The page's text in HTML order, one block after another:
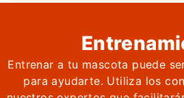
Entrenar a tu mascota puede
para ayudarte. Utiliza los